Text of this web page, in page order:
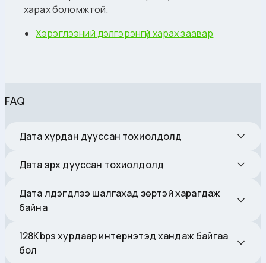
харах боломжтой.
Хэрэглээний дэлгэрэнгүй харах заавар
FAQ
Дата хурдан дууссан тохиолдолд
Дата эрх дууссан тохиолдолд
Дата үлдэгдлээ шалгахад зөрүүтэй харагдаж
байна
128Kbps хурдаар интернэтэд хандаж байгаа
бол